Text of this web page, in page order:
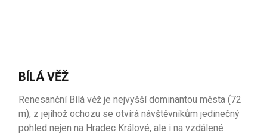
BÍLÁ VĚŽ
Renesanční Bílá věž je nejvyšší dominantou města (72
m), z jejíhož ochozu se otvírá návštěvníkům jedinečný
pohled nejen na Hradec Králové, ale i na vzdálené